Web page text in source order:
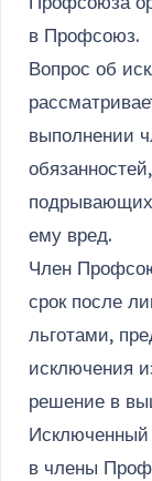
в Профсоюз.
Вопрос об
выполнении
ему вред.
Член
срок после
льготами,
исключения
решение в
в члены